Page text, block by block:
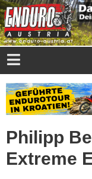
Philipp
Extreme